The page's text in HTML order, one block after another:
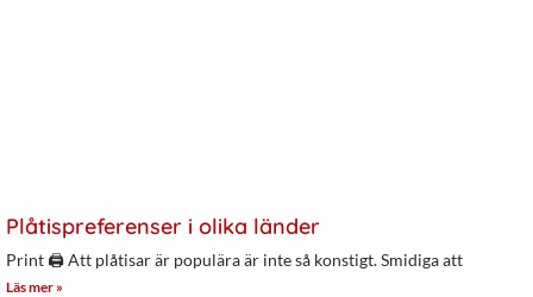
Plåtispreferenser i olika länder
Print 🖨 Att plåtisar är populära är inte så konstigt. Smidiga att
Läs mer »